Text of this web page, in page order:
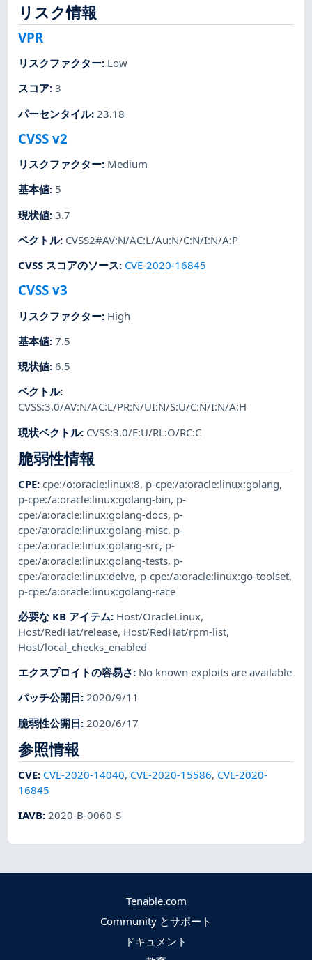
リスク情報
VPR
リスクファクター: Low
スコア:3
パーセンタイル: 23.18
CVSS v2
リスクファクター: Medium
基本値: 5
現状値:3.7
ベクトル: CVSS2#AV:N/AC:L/Au:N/C:N/I:N/A:P
CVSS スコアのソース: CVE-2020-16845
CVSS v3
リスクファクター: High
基本値:7.5
現状値:6.5
ベクトル:
CVSS:3.0/AV:N/AC:L/PR:N/UI:N/S:U/C:N/I:N/A:H
現状ベクトル: CVSS:3.0/E:U/RL:O/RC:C
脆弱性情報
CPE:cpe:/o:oracle:linux:8, p-cpe:/a:oracle:linux:golang,
p-cpe:/a:oracle:linux:golang-bin, p-
cpe:/a:oracle:linux:golang-docs, p-
cpe:/a:oracle:linux:golang-misc, p-
cpe:/a:oracle:linux:golang-src, p-
cpe:/a:oracle:linux:golang-tests, p-
cpe:/a:oracle:linux:delve, p-cpe:/a:oracle:linux:go-toolset,
p-cpe:/a:oracle:linux:golang-race
必要な KB アイテム: Host/OracleLinux,
Host/RedHat/release, Host/RedHat/rpm-list,
Host/local_checks_enabled
エクスプロイトの容易さ: No known exploits are available
パッチ公開日:2020/9/11
脆弱性公開日: 2020/6/17
参照情報
CVE: CVE-2020-14040, CVE-2020-15586, CVE-2020-
16845
IAVB: 2020-B-0060-S
Tenable.com
Community とサポート
ドキュメント